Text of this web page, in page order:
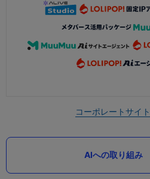
コーポレートサイト
AIへの取り組み